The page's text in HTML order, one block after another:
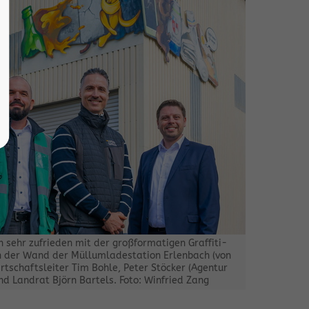
sehr zufrieden mit der großformatigen Graffiti-
der Wand der Müllumladestation Erlenbach (von
Tim Bohle, Peter Stöcker (Agentur
Landrat Björn Bartels. Foto: Winfried Zang